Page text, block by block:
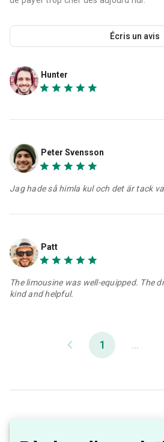
Écris un avis
Hunter
Peter Svensson
Jag hade så himla kul och det är tack
Patt
The limousine was well-equipped. The
kind and helpful.
1 ...